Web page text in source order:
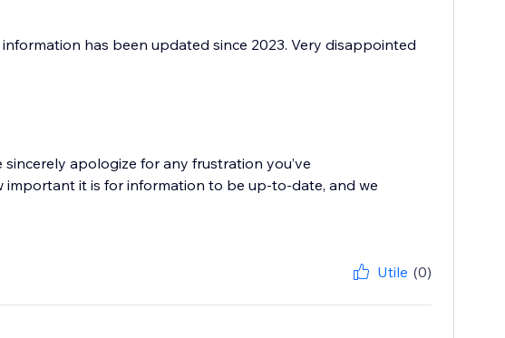
has been updated since 2023. Very disappointed
apologize for any frustration you’ve
it is for information to be up-to-date, and we
Utile (0)